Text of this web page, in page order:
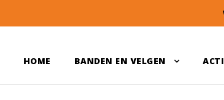
HOME BANDEN EN VELGEN